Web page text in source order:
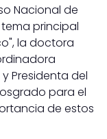
Nacional de
principal
la doctora
Presidenta del
para el
de estos